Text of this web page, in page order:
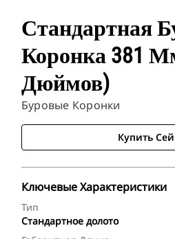
Стандартная
Коронка 381
Дюймов)
Буровые Коронки
Купить
Ключевые Характеристики
Тип
Стандартное долото